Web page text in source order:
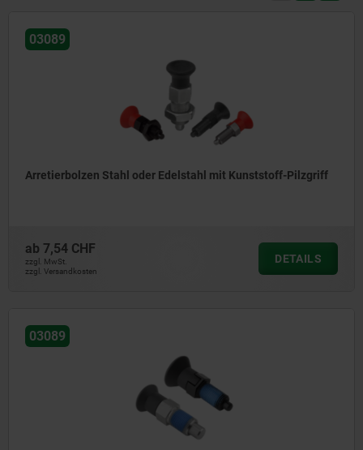
03089
Arretierbolzen Stahl oder Edelstahl mit Kunststoff-Pilzgriff
ab 7,54 CHF
zzgl. MwSt.
zzgl. Versandkosten
DETAILS
03089